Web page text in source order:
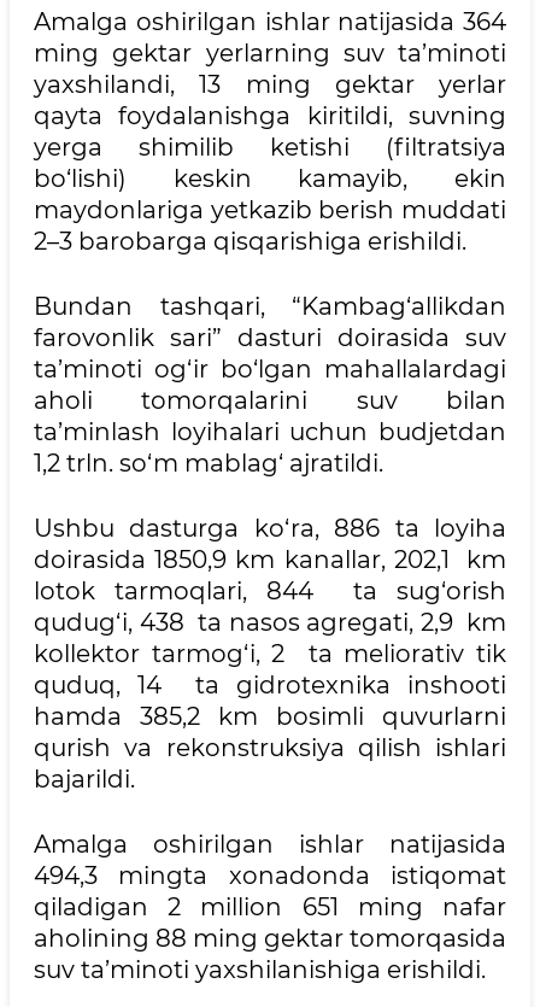
Amalga oshirilgan ishlar natijasida 364
ming gektar yerlarning suv ta’minoti
yaxshilandi, 13 ming gektar yerlar
qayta foydalanishga kiritildi, suvning
yerga shimilib ketishi (filtratsiya
bo‘lishi) keskin kamayib, ekin
maydonlariga yetkazib berish muddati
2–3 barobarga qisqarishiga erishildi.
Bundan tashqari, “Kambag‘allikdan
farovonlik sari” dasturi doirasida suv
ta’minoti og‘ir bo‘lgan mahallalardagi
aholi tomorqalarini suv bilan
ta’minlash loyihalari uchun budjetdan
1,2 trln. so‘m mablag‘ ajratildi.
Ushbu dasturga ko‘ra, 886 ta loyiha
doirasida 1850,9 km kanallar, 202,1 km
lotok tarmoqlari, 844 ta sug‘orish
qudug‘i, 438 ta nasos agregati, 2,9 km
kollektor tarmog‘i, 2 ta meliorativ tik
quduq, 14 ta gidrotexnika inshooti
hamda 385,2 km bosimli quvurlarni
qurish va rekonstruksiya qilish ishlari
bajarildi.
Amalga oshirilgan ishlar natijasida
494,3 mingta xonadonda istiqomat
qiladigan 2 million 651 ming nafar
aholining 88 ming gektar tomorqasida
suv ta’minoti yaxshilanishiga erishildi.